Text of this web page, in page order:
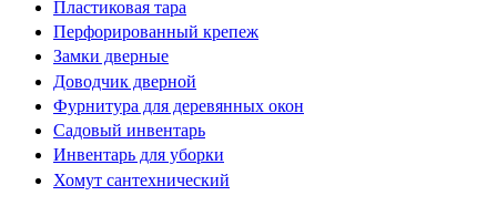
Пластиковая тара
Перфорированный крепеж
Замки дверные
Доводчик дверной
Фурнитура для деревянных окон
Садовый инвентарь
Инвентарь для уборки
Хомут сантехнический